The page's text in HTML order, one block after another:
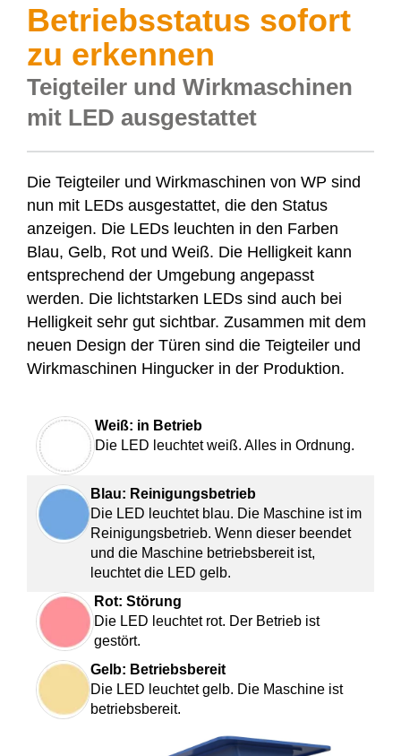
Betriebsstatus sofort
zu erkennen
Teigteiler und Wirkmaschinen
mit LED ausgestattet
Die Teigteiler und Wirkmaschinen von WP sind
nun mit LEDs ausgestattet, die den Status
anzeigen. Die LEDs leuchten in den Farben
Blau, Gelb, Rot und Weiß. Die Helligkeit kann
entsprechend der Umgebung angepasst
werden. Die lichtstarken LEDs sind auch bei
Helligkeit sehr gut sichtbar. Zusammen mit dem
neuen Design der Türen sind die Teigteiler und
Wirkmaschinen Hingucker in der Produktion.
Weiß: in Betrieb
Die LED leuchtet weiß. Alles in Ordnung.
Blau: Reinigungsbetrieb
Die LED leuchtet blau. Die Maschine ist im
Reinigungsbetrieb. Wenn dieser beendet
und die Maschine betriebsbereit ist,
leuchtet die LED gelb.
Rot: Störung
Die LED leuchtet rot. Der Betrieb ist
gestört.
Gelb: Betriebsbereit
Die LED leuchtet gelb. Die Maschine ist
betriebsbereit.